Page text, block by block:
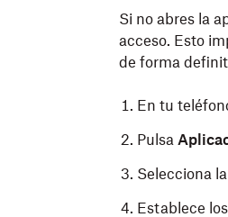
Si no abres la
acceso. Esto
de forma
En tu
Pulsa
Selecciona
Establece los